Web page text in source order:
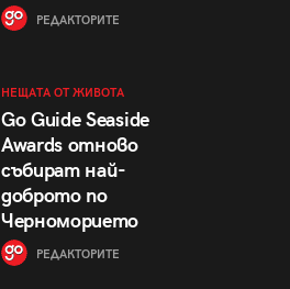
РЕДАКТОРИТЕ
НЕЩАТА ОТ ЖИВОТА
Go Guide Seaside
Awards отново
събират най-
доброто по
Черноморието
РЕДАКТОРИТЕ